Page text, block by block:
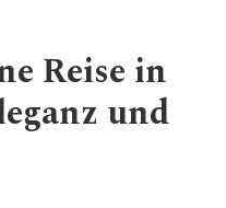
Reise in
und